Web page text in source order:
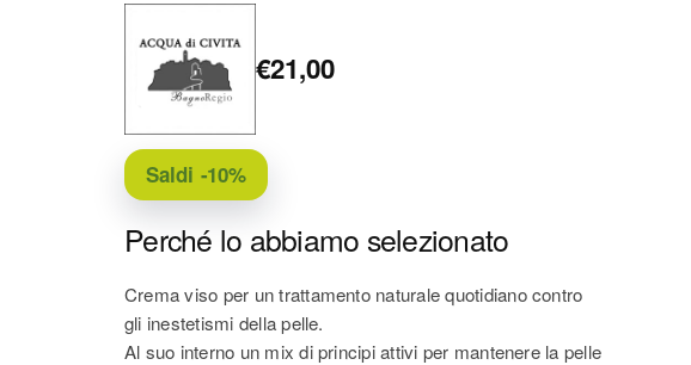
€21,00
Saldi -10%
Perché lo abbiamo selezionato
Crema viso per un trattamento naturale quotidiano contro
gli inestetismi della pelle.
Al suo interno un mix di principi attivi per mantenere la pelle